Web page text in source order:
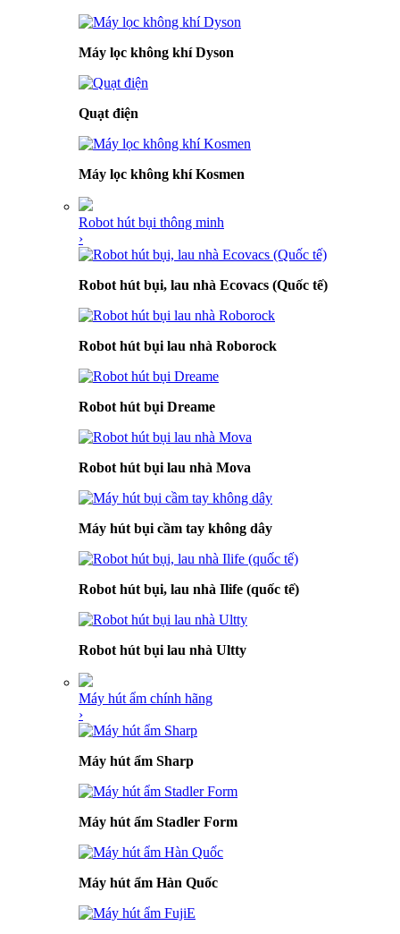
Máy lọc không khí Dyson
Quạt điện
Máy lọc không khí Kosmen
Robot hút bụi thông minh
›
Robot hút bụi, lau nhà Ecovacs (Quốc tế)
Robot hút bụi lau nhà Roborock
Robot hút bụi Dreame
Robot hút bụi lau nhà Mova
Máy hút bụi cầm tay không dây
Robot hút bụi, lau nhà Ilife (quốc tế)
Robot hút bụi lau nhà Ultty
Máy hút ẩm chính hãng
›
Máy hút ẩm Sharp
Máy hút ẩm Stadler Form
Máy hút ẩm Hàn Quốc